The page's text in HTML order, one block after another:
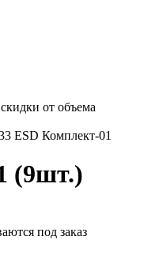
от объема
ESD Комплект-01
(9шт.)
под заказ